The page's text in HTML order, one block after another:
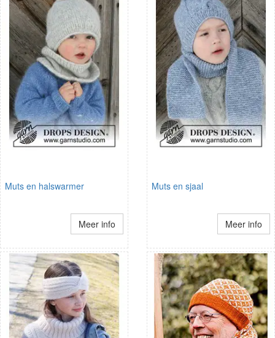
Muts en halswarmer
Meer info
Muts en sjaal
Meer info